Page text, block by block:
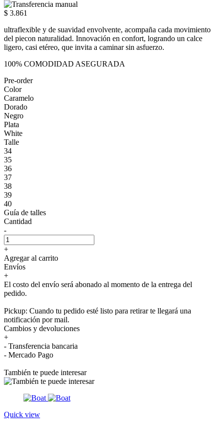
$ 3.861
ultraflexible y de suavidad envolvente, acompaña cada movimiento
del piecon naturalidad. Innovación en confort, logrando un calce
ligero, casi etéreo, que invita a caminar sin asfuerzo.
100% COMODIDAD ASEGURADA
Pre-order
Color
Caramelo
Dorado
Negro
Plata
White
Talle
34
35
36
37
38
39
40
Guía de talles
Cantidad
-
+
Agregar al carrito
Envíos
+
El costo del envío será abonado al momento de la entrega del
pedido.
Pickup: Cuando tu pedido esté listo para retirar te llegará una
notificación por mail.
Cambios y devoluciones
+
- Transferencia bancaria
- Mercado Pago
También te puede interesar
Quick view